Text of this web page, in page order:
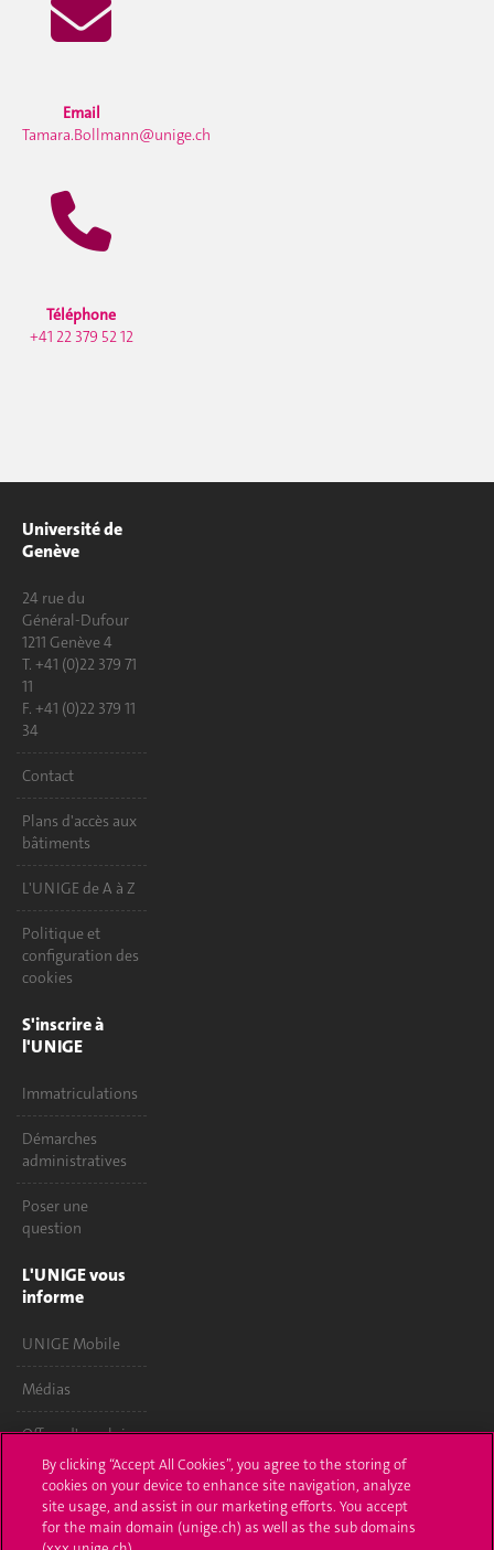
Email
Tamara.Bollmann@unige.ch
Téléphone
+41 22 379 52 12
Université de
Genève
24 rue du
Général-Dufour
1211 Genève 4
T. +41 (0)22 379 71
11
F. +41 (0)22 379 11
34
Contact
Plans d'accès aux
bâtiments
L'UNIGE de A à Z
Politique et
configuration des
cookies
S'inscrire à
l'UNIGE
Immatriculations
Démarches
administratives
Poser une
question
L'UNIGE vous
informe
UNIGE Mobile
Médias
Offres d'emploi
Bibliothèque
Calendrier
By clicking “Accept All Cookies”, you agree to the storing of
cookies on your device to enhance site navigation, analyze
site usage, and assist in our marketing efforts. You accept
for the main domain (unige.ch) as well as the sub domains